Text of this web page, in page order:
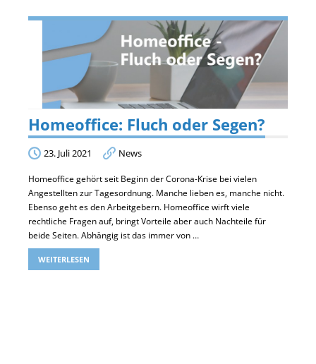
Homeoffice: Fluch oder Segen?
23. Juli 2021 News
Homeoffice gehört seit Beginn der Corona-Krise bei vielen
Angestellten zur Tagesordnung. Manche lieben es, manche nicht.
Ebenso geht es den Arbeitgebern. Homeoffice wirft viele
rechtliche Fragen auf, bringt Vorteile aber auch Nachteile für
beide Seiten. Abhängig ist das immer von …
WEITERLESEN